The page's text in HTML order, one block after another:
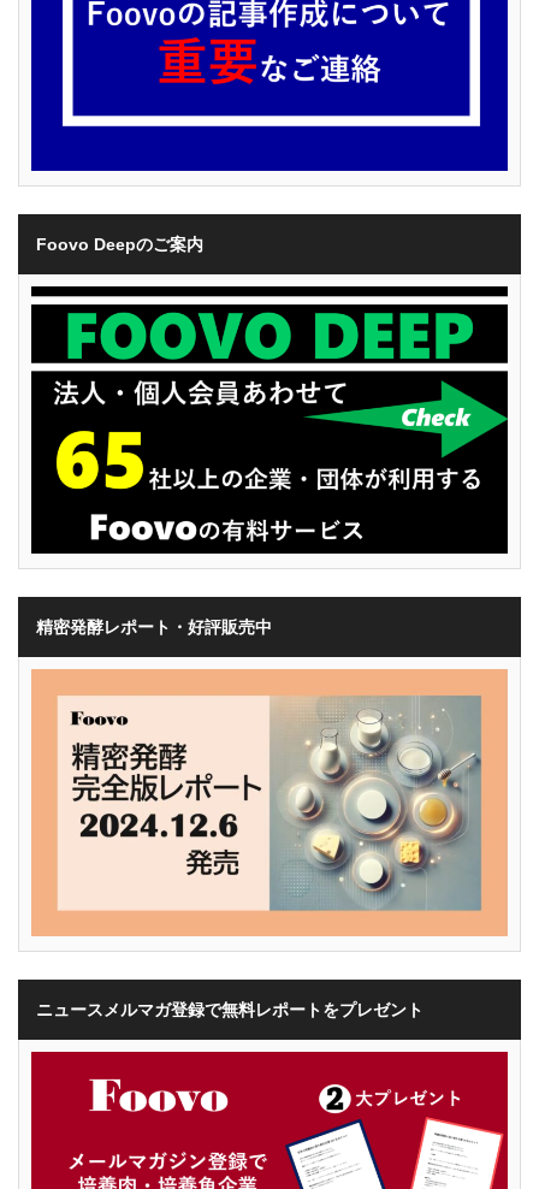
Foovo Deepのご案内
精密発酵レポート・好評販売中
ニュースメルマガ登録で無料レポートをプレゼント